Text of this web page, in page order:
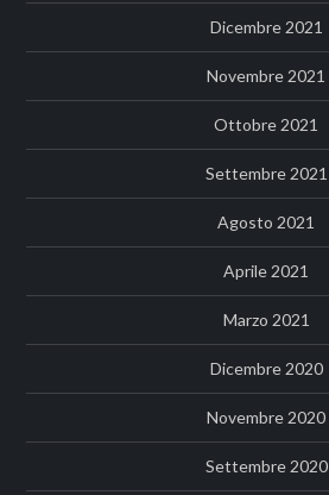
Dicembre 2021
Novembre 2021
Ottobre 2021
Settembre 2021
Agosto 2021
Aprile 2021
Marzo 2021
Dicembre 2020
Novembre 2020
Settembre 2020